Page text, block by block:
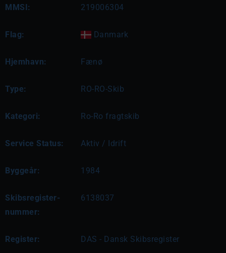
MMSI: 219006304
Flag: Danmark
Hjemhavn: Fænø
Type: RO-RO-Skib
Kategori: Ro-Ro fragtskib
Service Status: Aktiv / Idrift
Byggeår: 1984
Skibsregister-
nummer:
6138037
Register: DAS - Dansk Skibsregister